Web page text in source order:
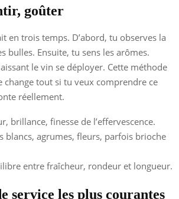
goûter
en trois temps. D’abord, tu observes la
bulles. Ensuite, tu sens les arômes.
le vin se déployer. Cette méthode
change tout si tu veux comprendre ce
réellement.
brillance, finesse de l’effervescence.
blancs, agrumes, fleurs, parfois brioche
entre fraîcheur, rondeur et longueur.
service les plus courantes